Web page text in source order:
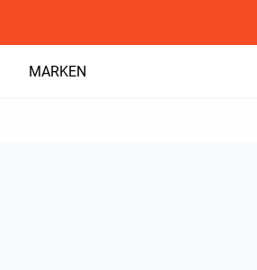
MARKEN